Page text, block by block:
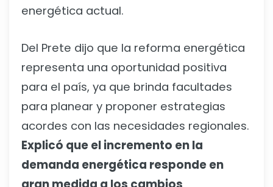
energética actual.
Del Prete dijo que la reforma energética
representa una oportunidad positiva
para el país, ya que brinda facultades
para planear y proponer estrategias
acordes con las necesidades regionales.
Explicó que el incremento en la
demanda energética responde en